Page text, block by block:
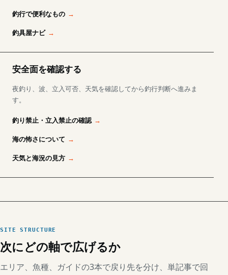
釣行で便利なもの
釣具屋ナビ
安全面を確認する
夜釣り、波、立入可否、天気を確認してから釣行判断へ進みま
す。
釣り禁止・立入禁止の確認
海の怖さについて
天気と海況の見方
SITE STRUCTURE
次にどの軸で広げるか
エリア、魚種、ガイドの3本で戻り先を分け、単記事で回